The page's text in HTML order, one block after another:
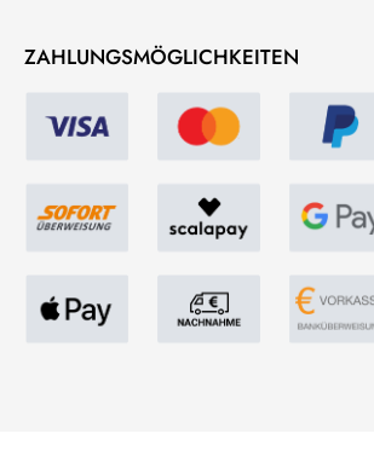
ZAHLUNGSMÖGLICHKEITEN